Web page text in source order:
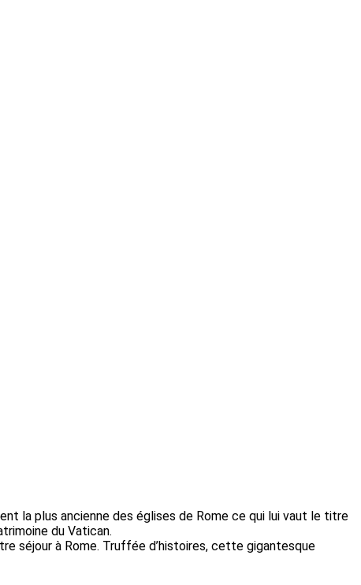
la plus ancienne des églises de Rome ce qui lui vaut le titre
du Vatican.
séjour à Rome. Truffée d’histoires, cette gigantesque